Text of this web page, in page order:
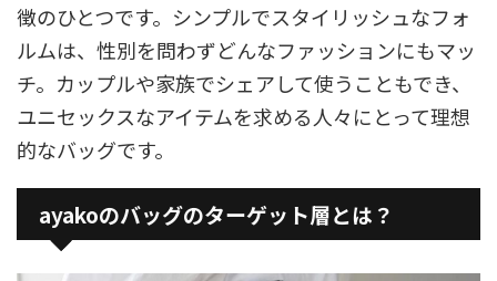
徴のひとつです。シンプルでスタイリッシュなフォ
ルムは、性別を問わずどんなファッションにもマッ
チ。カップルや家族でシェアして使うこともでき、
ユニセックスなアイテムを求める人々にとって理想
的なバッグです。
ayakoのバッグのターゲット層とは？